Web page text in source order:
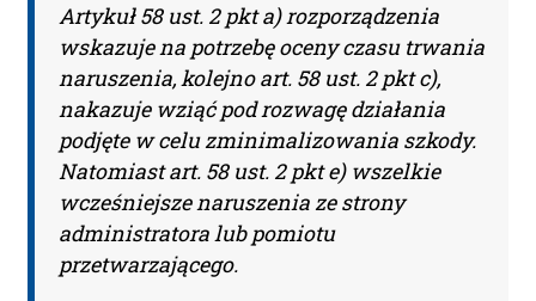
Artykuł 58 ust. 2 pkt a) rozporządzenia
wskazuje na potrzebę oceny czasu trwania
naruszenia, kolejno art. 58 ust. 2 pkt c),
nakazuje wziąć pod rozwagę działania
podjęte w celu zminimalizowania szkody.
Natomiast art. 58 ust. 2 pkt e) wszelkie
wcześniejsze naruszenia ze strony
administratora lub pomiotu
przetwarzającego.